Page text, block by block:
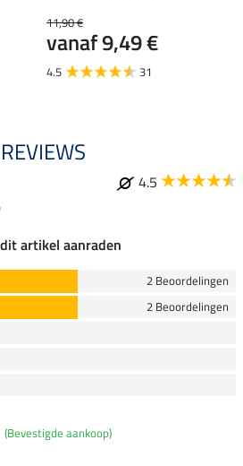
11,90 €
vanaf 9,49 €
4.5 31
REVIEWS
4.5
artikel aanraden
2 Beoordelingen
2 Beoordelingen
(Bevestigde aankoop)